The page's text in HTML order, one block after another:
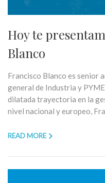
Hoy te
Blanco
Francisco Blanco es senior
general de Industria y
dilatada trayectoria en la
nivel nacional y europeo,
READ MORE